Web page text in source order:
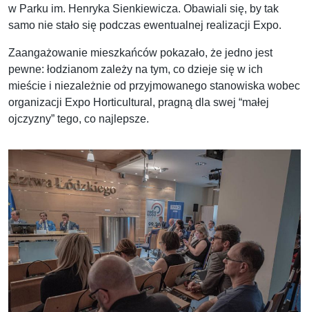
w Parku im. Henryka Sienkiewicza. Obawiali się, by tak
samo nie stało się podczas ewentualnej realizacji Expo.
Zaangażowanie mieszkańców pokazało, że jedno jest
pewne: łodzianom zależy na tym, co dzieje się w ich
mieście i niezależnie od przyjmowanego stanowiska wobec
organizacji Expo Horticultural, pragną dla swej “małej
ojczyzny” tego, co najlepsze.